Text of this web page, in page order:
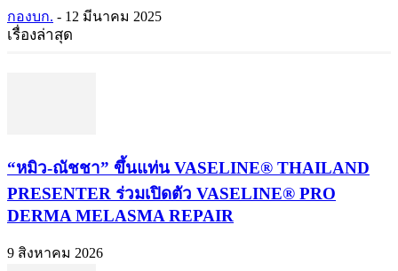
กองบก. - 12 มีนาคม 2025
เรื่องล่าสุด
“หมิว-ณัชชา” ขึ้นแท่น VASELINE® THAILAND
PRESENTER ร่วมเปิดตัว VASELINE® PRO
DERMA MELASMA REPAIR
9 สิงหาคม 2026